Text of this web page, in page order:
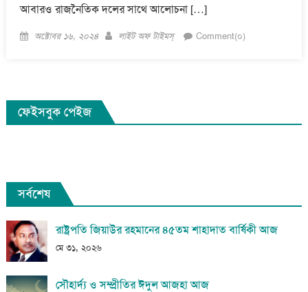
আবারও রাজনৈতিক দলের সাথে আলোচনা […]
Posted
অক্টোবর ১৬, ২০২৪ Author
লাইট অফ টাইমস্ Comment(০)
ফেইসবুক পেইজ
সর্বশেষ
রাষ্ট্রপতি জিয়াউর রহমানের ৪৫তম শাহাদাত বার্ষিকী আজ
মে ৩১, ২০২৬
সৌহার্দ্য ও সম্প্রীতির ঈদুল আজহা আজ